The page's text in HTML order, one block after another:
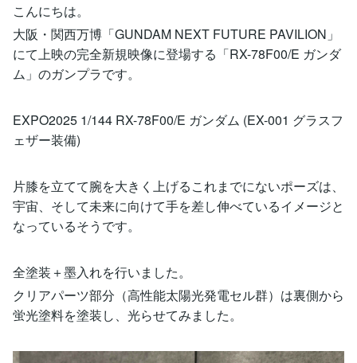
こんにちは。
大阪・関西万博「GUNDAM NEXT FUTURE PAVILION」
にて上映の完全新規映像に登場する「RX-78F00/E ガンダ
ム」のガンプラです。
EXPO2025 1/144 RX-78F00/E ガンダム (EX-001 グラスフ
ェザー装備)
片膝を立てて腕を大きく上げるこれまでにないポーズは、
宇宙、そして未来に向けて手を差し伸べているイメージと
なっているそうです。
全塗装＋墨入れを行いました。
クリアパーツ部分（高性能太陽光発電セル群）は裏側から
蛍光塗料を塗装し、光らせてみました。